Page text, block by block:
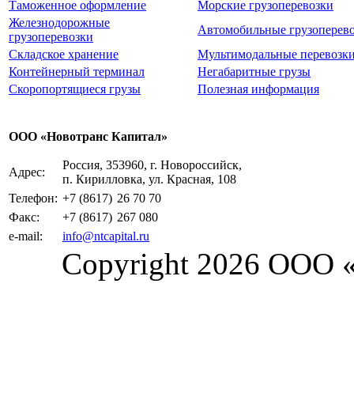
Таможенное оформление
Морские грузоперевозки
Железнодорожные
грузоперевозки
Автомобильные
Складское хранение
Мультимодальные
Контейнерный терминал
Негабаритные грузы
Скоропортящиеся грузы
Полезная информация
ООО «Новотранс Капитал»
Адрес:
Россия, 353960, г. Новороссийск,
п. Кирилловка, ул. Красная, 108
Телефон: +7 (8617) 26 70 70
Факс:
+7 (8617) 267 080
e-mail:
info@ntcapital.ru
Copyright 2026 ООО